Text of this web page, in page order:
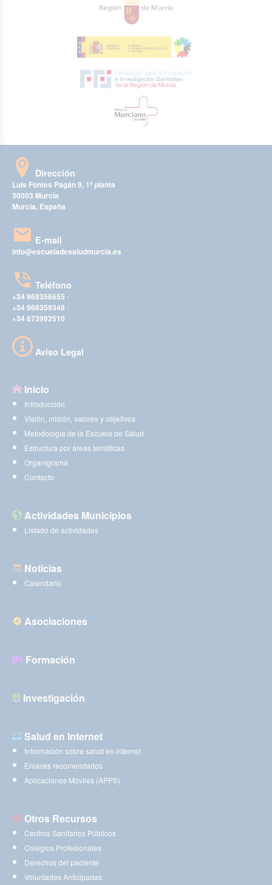
Dirección
Luis Fontes Pagán 9, 1ª planta
30003 Murcia
Murcia, España
E-mail
info@escueladesaludmurcia.es
Teléfono
+34 968356655 -
+34 968359348 -
+34 673992510
Aviso Legal
Inicio
Introducción
Visión, misión, valores y objetivos
Metodología de la Escuela de Salud
Estructura por áreas temáticas
Organigrama
Contacto
Actividades Municipios
Listado de actividades
Noticias
Calendario
Asociaciones
Formación
Investigación
Salud en Internet
Información sobre salud en internet
Enlaces recomendados
Aplicaciones Móviles (APPS)
Otros Recursos
Centros Sanitarios Públicos
Colegios Profesionales
Derechos del paciente
Voluntades Anticipadas